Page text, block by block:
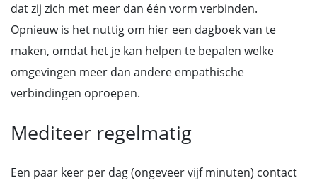
dat zij zich met meer dan één vorm verbinden.
Opnieuw is het nuttig om hier een dagboek van te
maken, omdat het je kan helpen te bepalen welke
omgevingen meer dan andere empathische
verbindingen oproepen.
Mediteer regelmatig
Een paar keer per dag (ongeveer vijf minuten) contact